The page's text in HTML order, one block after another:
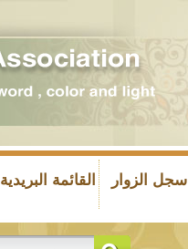
سجل الزوار القائمة البريدية